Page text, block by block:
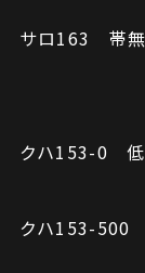
サロ163 帯
クハ153-0
クハ153-